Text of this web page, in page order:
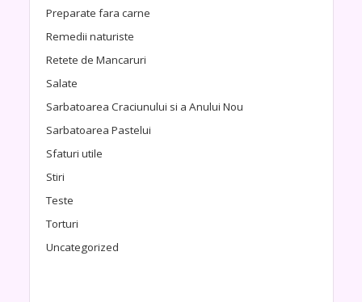
Preparate fara carne
Remedii naturiste
Retete de Mancaruri
Salate
Sarbatoarea Craciunului si a Anului Nou
Sarbatoarea Pastelui
Sfaturi utile
Stiri
Teste
Torturi
Uncategorized